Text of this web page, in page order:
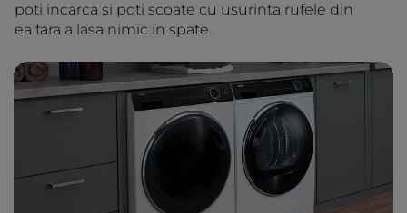
poti incarca si poti scoate cu usurinta rufele din
ea fara a lasa nimic in spate.